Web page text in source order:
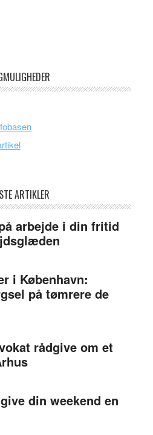
ARTIKLER
arbejde i din fritid
i København:
på tømrere de
rådgive om et
din weekend en